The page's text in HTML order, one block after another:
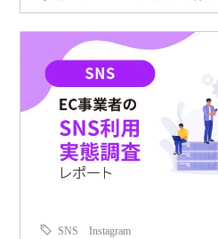
SNS Instagram